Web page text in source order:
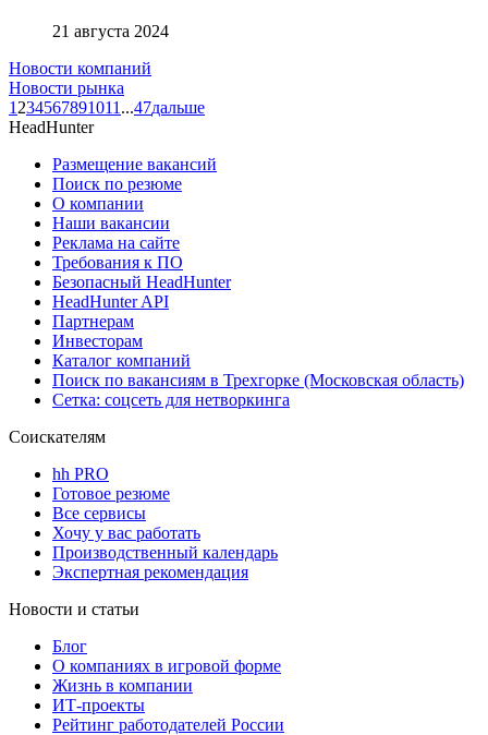
21 августа 2024
Новости компаний
Новости рынка
1 234567891011 ...47дальше
HeadHunter
Размещение вакансий
Поиск по резюме
О компании
Наши вакансии
Реклама на сайте
Требования к ПО
Безопасный HeadHunter
HeadHunter API
Партнерам
Инвесторам
Каталог компаний
Поиск по вакансиям в Трехгорке (Московская область)
Сетка: соцсеть для нетворкинга
Соискателям
hh PRO
Готовое резюме
Все сервисы
Хочу у вас работать
Производственный календарь
Экспертная рекомендация
Новости и статьи
Блог
О компаниях в игровой форме
Жизнь в компании
ИТ-проекты
Рейтинг работодателей России